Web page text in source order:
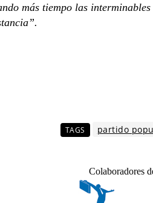
más tiempo las
TAGS partido
Colaboradores